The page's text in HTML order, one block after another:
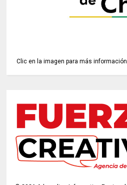
Clic en la imagen para más información